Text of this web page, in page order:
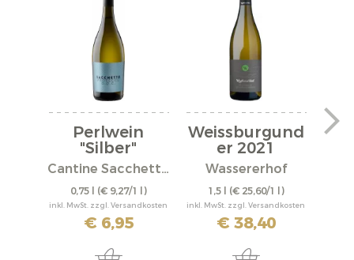
Perlwein
"Silber"
Cantine Sacchetto S.r.l.
0,75 l (€ 9,27/1 l)
inkl. MwSt. zzgl. Versandkosten
€ 6,95
Weissburgund
er 2021
Wassererhof
1,5 l (€ 25,60/1 l)
inkl. MwSt. zzgl. Versandkosten
€ 38,40